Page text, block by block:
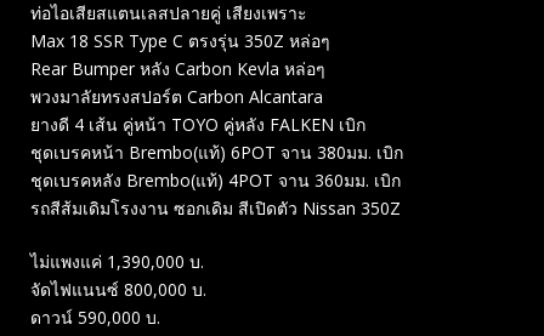
ท่อไอเสียสแตนเลสปลายคู่ เสียงเพราะ
Max 18 SSR Type C ตรงรุ่น 350Z หล่อๆ
Rear Bumper หลัง Carbon Kevla หล่อๆ
พวงมาลัยทรงสปอร์ต Carbon Alcantara
ยางดี 4 เส้น คู่หน้า TOYO คู่หลัง FALKEN เบิก
ชุดเบรคหน้า Brembo(แท้) 6POT จาน 380มม. เบิก
ชุดเบรคหลัง Brembo(แท้) 4POT จาน 360มม. เบิก
รถสีส้มเดิมโรงงาน ซอกเดิม สีเปิดตัว Nissan 350Z
ไม่แพงแค่ 1,390,000 บ.
จัดไฟแนนซ์ 800,000 บ.
ดาวน์ 590,000 บ.